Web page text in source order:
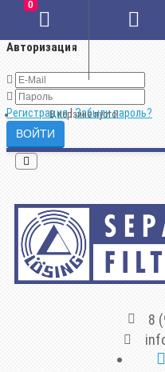
Авторизация
Регистрация|Забыли пароль?
8
0
В корзине пусто!